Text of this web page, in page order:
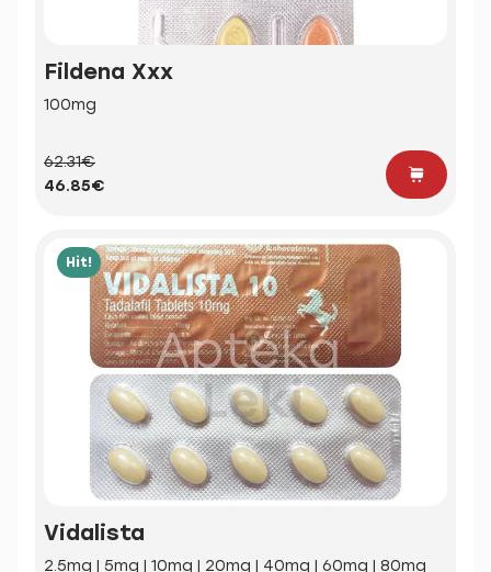
Fildena Xxx
100mg
62.31€
46.85€
Hit!
Vidalista
2.5mg | 5mg | 10mg | 20mg | 40mg | 60mg | 80mg